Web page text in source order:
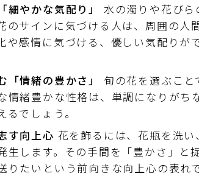
やかな気配り」
水の濁りや花びら
のサインに気づける人は、周囲の人
や感情に気づける、優しい気配りが
情緒の豊かさ」
旬の花を選ぶこと
情緒豊かな性格は、単調になりがち
でしょう。
す向上心 花を飾るには、花瓶を洗い
生します。その手間を「豊かさ」と
りたいという前向きな向上心の表れで